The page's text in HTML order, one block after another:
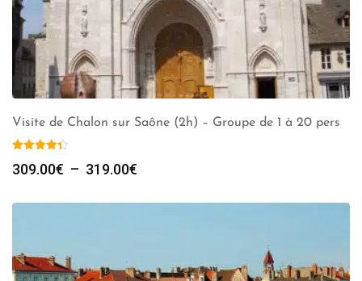
Visite de Chalon sur Saône (2h) – Groupe de 1 à 20 pers
309.00€ – 319.00€
prix :
319.00€